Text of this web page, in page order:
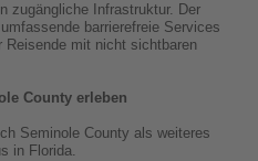
zugängliche Infrastruktur. Der
barrierefreie Services
Reisende mit nicht sichtbaren
County erleben
Seminole County als weiteres
in Florida.